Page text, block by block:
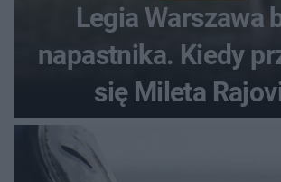
Legia Warszawa
napastnika. Kiedy
się Mileta